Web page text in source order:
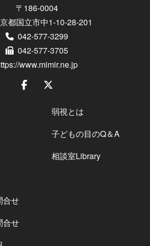
〒186-0004
都国立市中1-10-28-201
042-577-3299
042-577-3705
www.mimir.ne.jp
合せ
合せ
弱視とは
子どもの目のQ＆A
相談室Library